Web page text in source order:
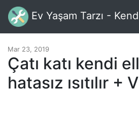
Ev Yaşam Tarzı -
Mar 23, 2019
Çatı katı kendi
hatasız ısıtılır +